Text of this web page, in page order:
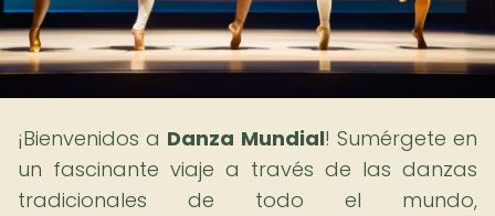
¡Bienvenidos a Danza Mundial! Sumérgete en
un fascinante viaje a través de las danzas
tradicionales de todo el mundo,